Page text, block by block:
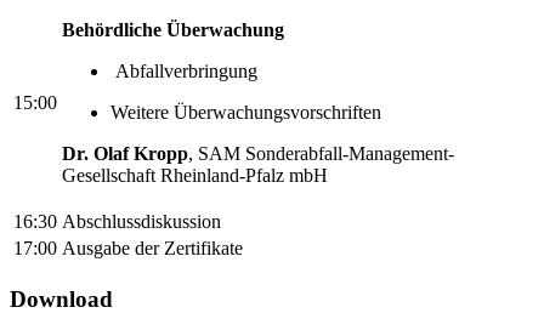
15:00
Behördliche Überwachung
Abfallverbringung
Weitere Überwachungsvorschriften
Dr. Olaf Kropp, SAM Sonderabfall-Management-
Gesellschaft Rheinland-Pfalz mbH
16:30 Abschlussdiskussion
17:00 Ausgabe der Zertifikate
Download